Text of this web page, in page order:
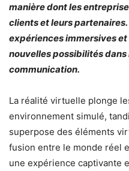
manière dont les
clients et leurs
expériences immersives
nouvelles possibilités dans
communication.
La réalité virtuelle plonge
environnement simulé,
superpose des éléments
fusion entre le monde réel
une expérience captivante